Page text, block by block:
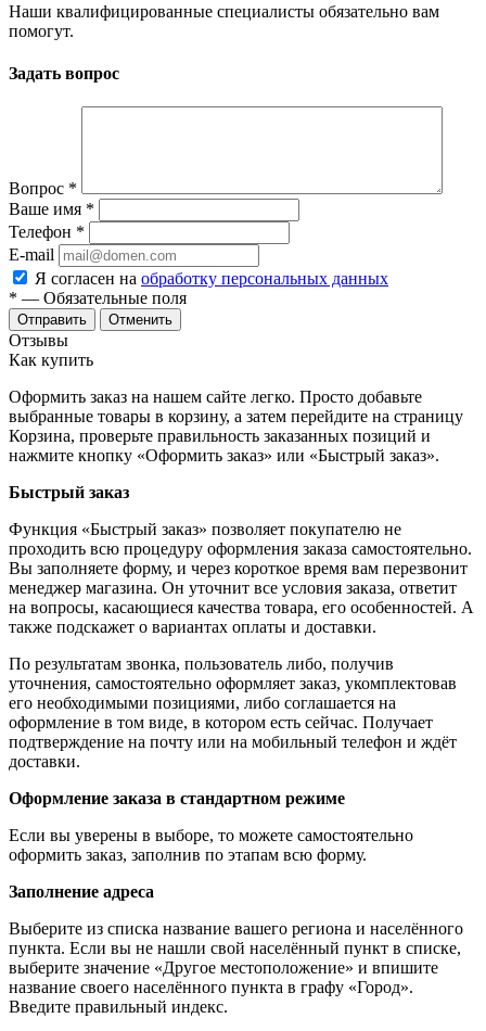
Наши квалифицированные специалисты обязательно вам
помогут.
Задать вопрос
Вопрос *
Ваше имя *
Телефон *
E-mail
Я согласен на обработку персональных данных
* — Обязательные поля
Отменить
Отзывы
Как купить
Оформить заказ на нашем сайте легко. Просто добавьте
выбранные товары в корзину, а затем перейдите на страницу
Корзина, проверьте правильность заказанных позиций и
нажмите кнопку «Оформить заказ» или «Быстрый заказ».
Быстрый заказ
Функция «Быстрый заказ» позволяет покупателю не
проходить всю процедуру оформления заказа самостоятельно.
Вы заполняете форму, и через короткое время вам перезвонит
менеджер магазина. Он уточнит все условия заказа, ответит
на вопросы, касающиеся качества товара, его особенностей. А
также подскажет о вариантах оплаты и доставки.
По результатам звонка, пользователь либо, получив
уточнения, самостоятельно оформляет заказ, укомплектовав
его необходимыми позициями, либо соглашается на
оформление в том виде, в котором есть сейчас. Получает
подтверждение на почту или на мобильный телефон и ждёт
доставки.
Оформление заказа в стандартном режиме
Если вы уверены в выборе, то можете самостоятельно
оформить заказ, заполнив по этапам всю форму.
Заполнение адреса
Выберите из списка название вашего региона и населённого
пункта. Если вы не нашли свой населённый пункт в списке,
выберите значение «Другое местоположение» и впишите
название своего населённого пункта в графу «Город».
Введите правильный индекс.